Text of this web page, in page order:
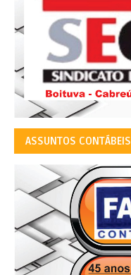
ASSUNTOS CONTÁBEIS